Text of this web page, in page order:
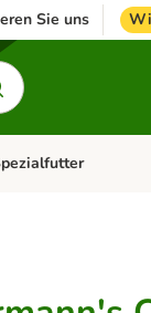
Sie uns
Menü öffnen: